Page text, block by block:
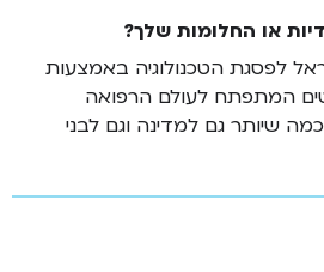
או החלומות שלך?
לפסגת הטכנולוגיה באמצעות
המתפתח לעולם הרפואה
שיותר גם למדינה וגם לבני